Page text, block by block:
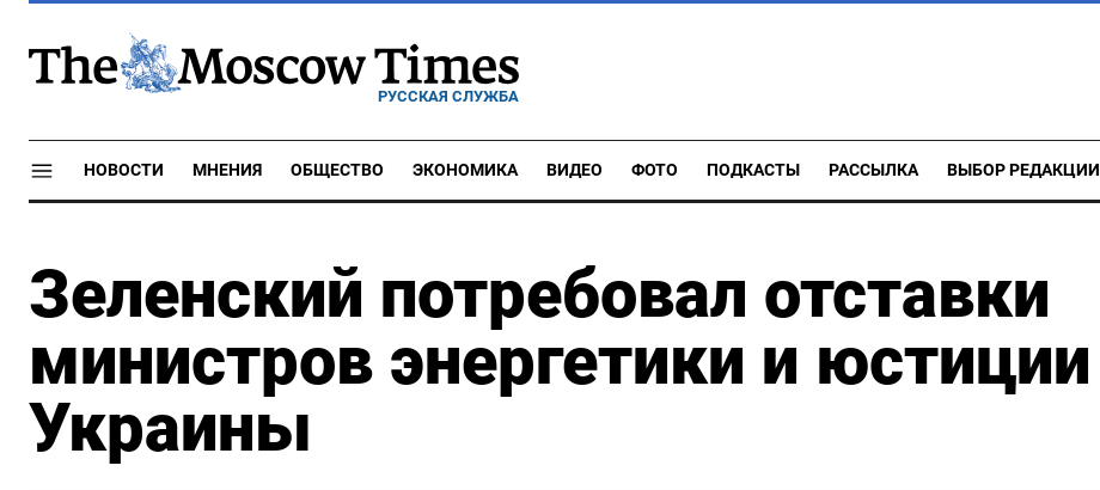
РУССКАЯ СЛУЖБА
НОВОСТИ МНЕНИЯ ОБЩЕСТВО ЭКОНОМИКА ВИДЕО ФОТО ПОДКАСТЫ РАССЫЛКА ВЫБОР РЕДАКЦИИ
Зеленский потребовал отставки
министров энергетики и юстиции
Украины